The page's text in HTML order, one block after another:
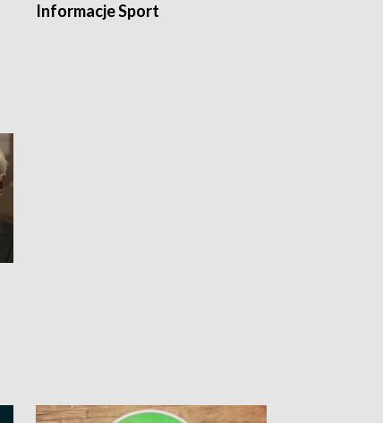
Informacje Sport